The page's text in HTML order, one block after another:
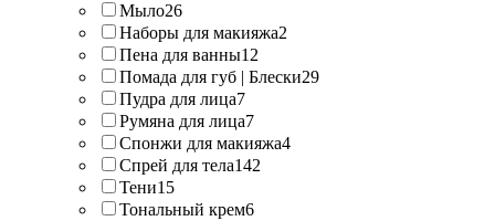
Мыло26
Наборы для макияжа2
Пена для ванны12
Помада для губ | Блески29
Пудра для лица7
Румяна для лица7
Спонжи для макияжа4
Спрей для тела142
Тени15
Тональный крем6